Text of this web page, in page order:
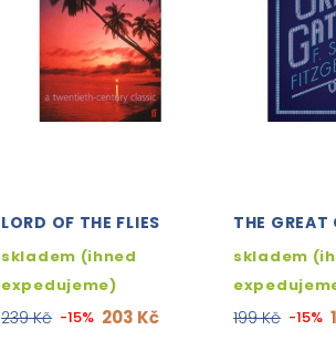
LORD OF THE FLIES
skladem (ihned
expedujeme)
239 Kč -15% 203 Kč
THE GREAT
skladem
199 Kč -15%